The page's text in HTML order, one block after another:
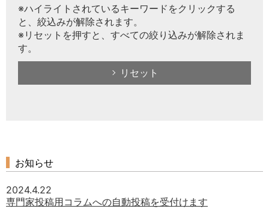
※ハイライトされているキーワードをクリックする
と、絞込みが解除されます。
※リセットを押すと、すべての絞り込みが解除されま
す。
リセット
お知らせ
2024.4.22
専門家投稿用コラムへの自動投稿を受付けます